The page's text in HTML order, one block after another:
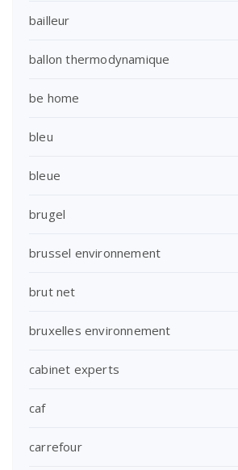
bailleur
ballon thermodynamique
be home
bleu
bleue
brugel
brussel environnement
brut net
bruxelles environnement
cabinet experts
caf
carrefour